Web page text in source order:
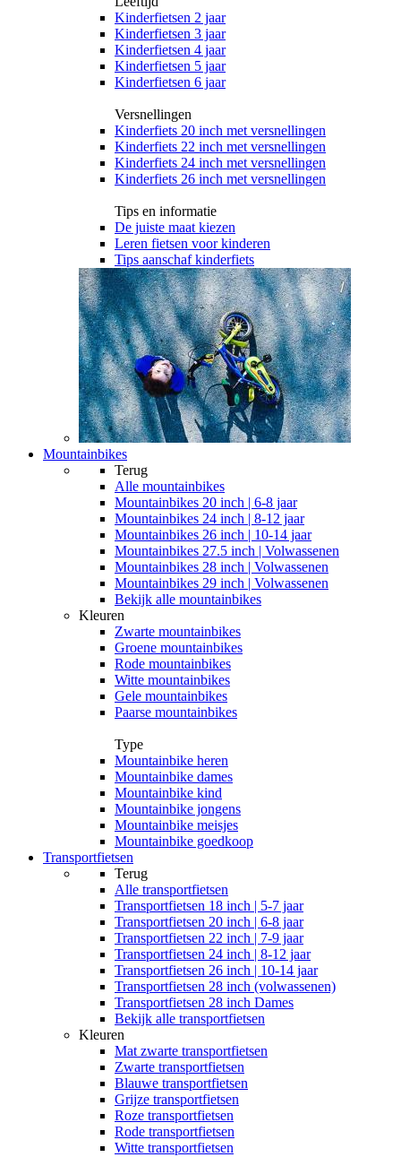
Kinderfietsen 2 jaar
Kinderfietsen 3 jaar
Kinderfietsen 4 jaar
Kinderfietsen 5 jaar
Kinderfietsen 6 jaar
Versnellingen
Kinderfiets 20 inch met versnellingen
Kinderfiets 22 inch met versnellingen
Kinderfiets 24 inch met versnellingen
Kinderfiets 26 inch met versnellingen
Tips en informatie
De juiste maat kiezen
Leren fietsen voor kinderen
Tips aanschaf kinderfiets
Mountainbikes
Terug
Alle mountainbikes
Mountainbikes 20 inch | 6-8 jaar
Mountainbikes 24 inch | 8-12 jaar
Mountainbikes 26 inch | 10-14 jaar
Mountainbikes 27.5 inch | Volwassenen
Mountainbikes 28 inch | Volwassenen
Mountainbikes 29 inch | Volwassenen
Bekijk alle mountainbikes
Kleuren
Zwarte mountainbikes
Groene mountainbikes
Rode mountainbikes
Witte mountainbikes
Gele mountainbikes
Paarse mountainbikes
Type
Mountainbike heren
Mountainbike dames
Mountainbike kind
Mountainbike jongens
Mountainbike meisjes
Mountainbike goedkoop
Transportfietsen
Terug
Alle transportfietsen
Transportfietsen 18 inch | 5-7 jaar
Transportfietsen 20 inch | 6-8 jaar
Transportfietsen 22 inch | 7-9 jaar
Transportfietsen 24 inch | 8-12 jaar
Transportfietsen 26 inch | 10-14 jaar
Transportfietsen 28 inch (volwassenen)
Transportfietsen 28 inch Dames
Bekijk alle transportfietsen
Kleuren
Mat zwarte transportfietsen
Zwarte transportfietsen
Blauwe transportfietsen
Grijze transportfietsen
Roze transportfietsen
Rode transportfietsen
Witte transportfietsen